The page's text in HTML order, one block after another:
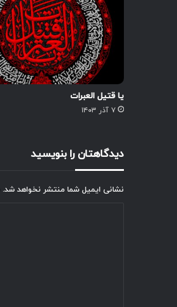
یا قتیل العبرات
۷ آذر ۱۴۰۳
دیدگاهتان را بنویسید
نشانی ایمیل شما منتشر نخواهد شد.